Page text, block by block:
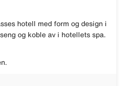
hotell med form og design i
og koble av i hotellets spa.